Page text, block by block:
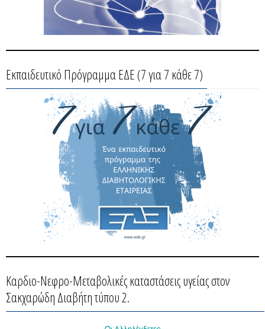
Εκπαιδευτικό Πρόγραμμα ΕΔΕ (7 για 7 κάθε 7)
Καρδιο-Νεφρο-Μεταβολικές καταστάσεις υγείας στον
Σακχαρώδη Διαβήτη τύπου 2.